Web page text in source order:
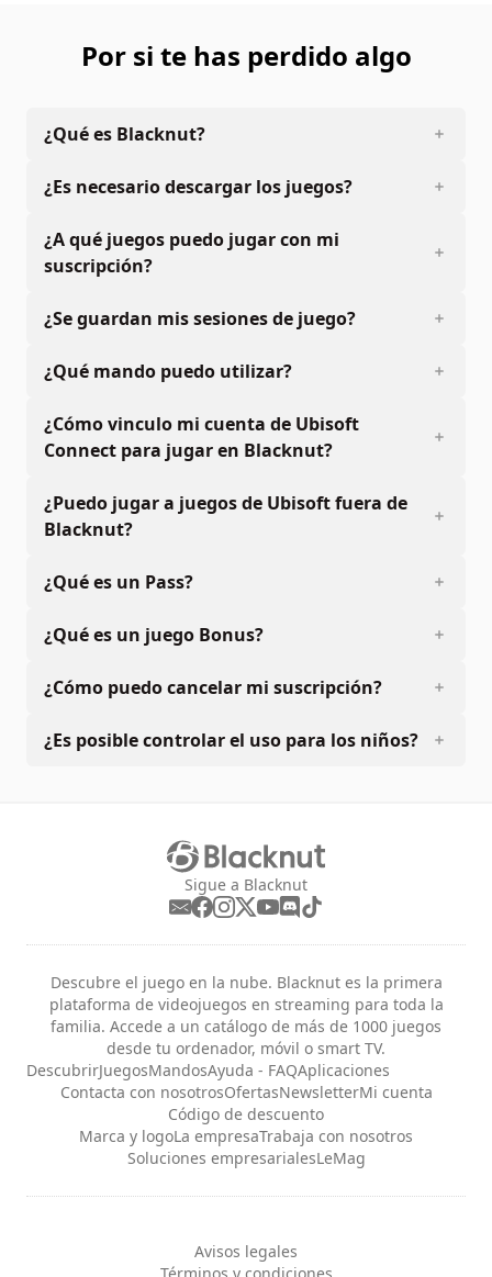
Por si te has perdido algo
¿Qué es Blacknut?
¿Es necesario descargar los juegos?
¿A qué juegos puedo jugar con mi
suscripción?
¿Se guardan mis sesiones de juego?
¿Qué mando puedo utilizar?
¿Cómo vinculo mi cuenta de Ubisoft
Connect para jugar en Blacknut?
¿Puedo jugar a juegos de Ubisoft fuera de
Blacknut?
¿Qué es un Pass?
¿Qué es un juego Bonus?
¿Cómo puedo cancelar mi suscripción?
¿Es posible controlar el uso para los niños?
Sigue a Blacknut
Descubre el juego en la nube. Blacknut es la primera
plataforma de videojuegos en streaming para toda la
familia. Accede a un catálogo de más de 1000 juegos
desde tu ordenador, móvil o smart TV.
DescubrirJuegosMandosAyuda - FAQAplicaciones
Contacta con nosotrosOfertasNewsletterMi cuenta
Código de descuento
Marca y logoLa empresaTrabaja con nosotros
Soluciones empresarialesLeMag
Avisos legales
Términos y condiciones